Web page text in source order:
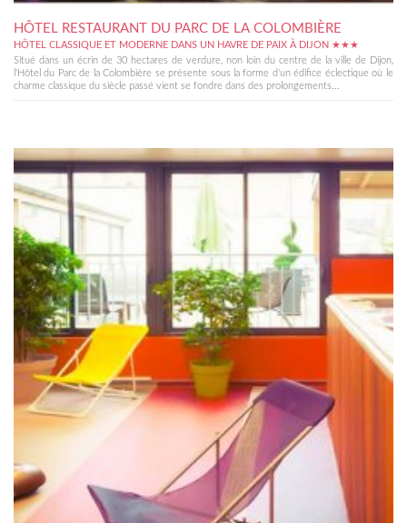
HÔTEL RESTAURANT DU PARC DE LA COLOMBIÈRE
HÔTEL CLASSIQUE ET MODERNE DANS UN HAVRE DE PAIX À DIJON ★★★
Situé dans un écrin de 30 hectares de verdure, non loin du centre de la ville de Dijon,
l'Hôtel du Parc de la Colombière se présente sous la forme d'un édifice éclectique où le
charme classique du siècle passé vient se fondre dans des prolongements...